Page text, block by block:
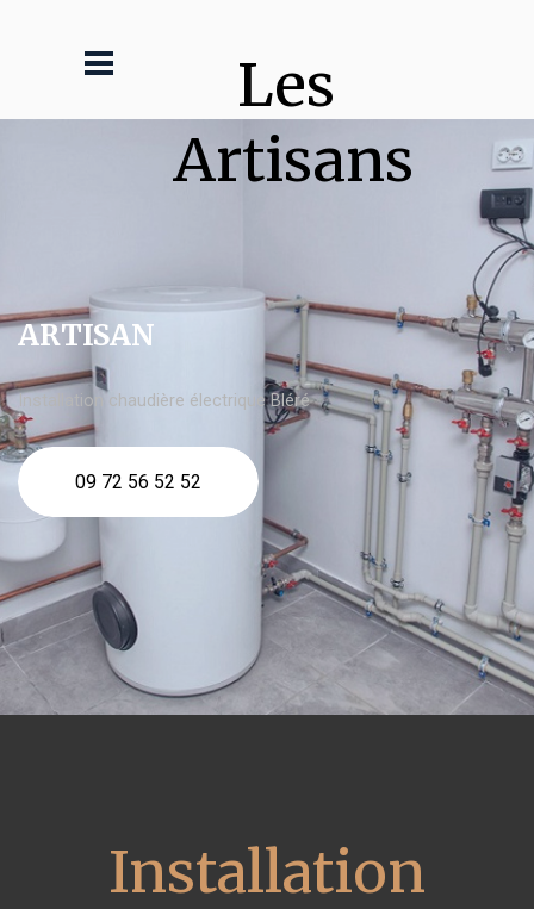
Les
Artisans
ARTISAN
Installation chaudière électrique Bléré
09 72 56 52 52
Installation